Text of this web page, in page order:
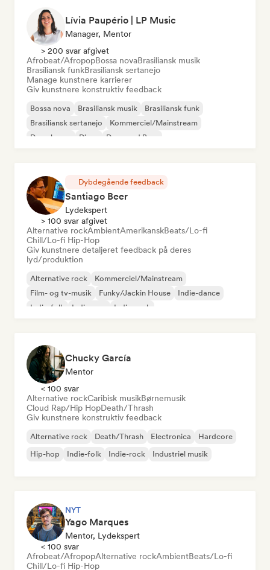
Lívia Paupério | LP Music
Manager, Mentor
> 200 svar afgivet
Afrobeat/AfropopBossa novaBrasiliansk musik
Brasiliansk funkBrasiliansk sertanejo
Manage kunstnere karrierer
Giv kunstnere konstruktiv feedback
Bossa nova Brasiliansk musik
Brasiliansk funk
Brasiliansk sertanejo
Kommerciel/Mainstream
Deep house
Disco Drum and Bass
Dybdegående feedback
Santiago Beer
Lydekspert
> 100 svar afgivet
Alternative rockAmbientAmerikanskBeats/Lo-fi
Chill/Lo-fi Hip-Hop
Giv kunstnere detaljeret feedback på deres
lyd/produktion
Alternative rock
Kommerciel/Mainstream
Film- og tv-musik
Funky/Jackin House
Indie-dance
Indie-folk
Indie-pop Indie-rock
Chucky García
Mentor
< 100 svar
Alternative rockCaribisk musikBørnemusik
Cloud Rap/Hip HopDeath/Thrash
Giv kunstnere konstruktiv feedback
Alternative rock Death/Thrash Electronica
Hardcore
Hip-hop
Indie-folk Indie-rock Industriel musik
NYT
Yago Marques
Mentor, Lydekspert
< 100 svar
Afrobeat/AfropopAlternative rockAmbientBeats/Lo-fi
Chill/Lo-fi Hip-Hop